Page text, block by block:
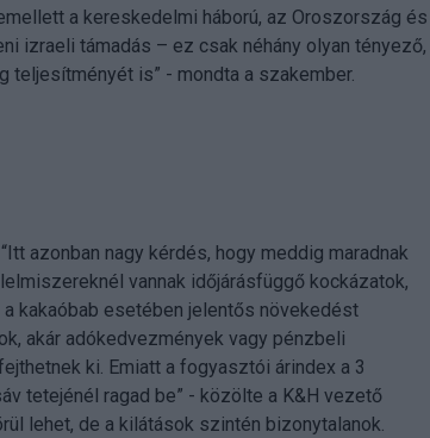
a kereskedelmi háború, az Oroszország és
izraeli támadás – ez csak néhány olyan tényező,
teljesítményét is” - mondta a szakember.
azonban nagy kérdés, hogy meddig maradnak
vannak időjárásfüggő kockázatok,
kakaóbab esetében jelentős növekedést
akár adókedvezmények vagy pénzbeli
ki. Emiatt a fogyasztói árindex a 3
tetejénél ragad be” - közölte a K&H vezető
lehet, de a kilátások szintén bizonytalanok.